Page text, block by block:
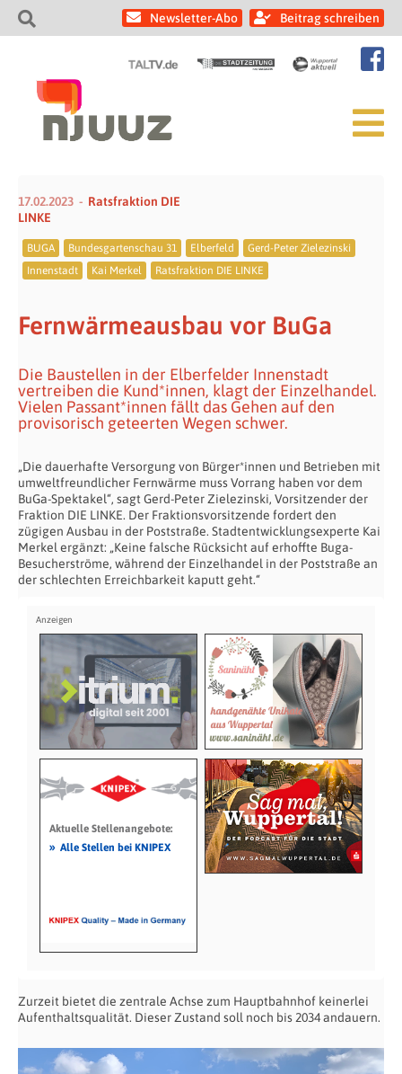
Newsletter-Abo Beitrag schreiben
17.02.2023
Ratsfraktion DIE
LINKE
BUGA Bundesgartenschau 31 Elberfeld
Gerd-Peter Zielezinski
Innenstadt
Kai Merkel Ratsfraktion DIE LINKE
Fernwärmeausbau vor BuGa
Die Baustellen in der Elberfelder Innenstadt
vertreiben die Kund*innen, klagt der Einzelhandel.
Vielen Passant*innen fällt das Gehen auf den
provisorisch geteerten Wegen schwer.
„Die dauerhafte Versorgung von Bürger*innen und Betrieben mit
umweltfreundlicher Fernwärme muss Vorrang haben vor dem
BuGa-Spektakel“, sagt Gerd-Peter Zielezinski, Vorsitzender der
Fraktion DIE LINKE. Der Fraktionsvorsitzende fordert den
zügigen Ausbau in der Poststraße. Stadtentwicklungsexperte Kai
Merkel ergänzt: „Keine falsche Rücksicht auf erhoffte Buga-
Besucherströme, während der Einzelhandel in der Poststraße an
der schlechten Erreichbarkeit kaputt geht.“
Aktuelle Stellenangebote:
» Alle Stellen bei KNIPEX
Zurzeit bietet die zentrale Achse zum Hauptbahnhof keinerlei
Aufenthaltsqualität. Dieser Zustand soll noch bis 2034 andauern.